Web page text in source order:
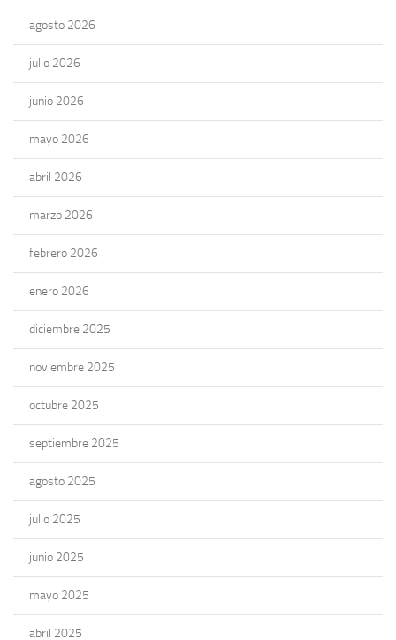
agosto 2026
julio 2026
junio 2026
mayo 2026
abril 2026
marzo 2026
febrero 2026
enero 2026
diciembre 2025
noviembre 2025
octubre 2025
septiembre 2025
agosto 2025
julio 2025
junio 2025
mayo 2025
abril 2025